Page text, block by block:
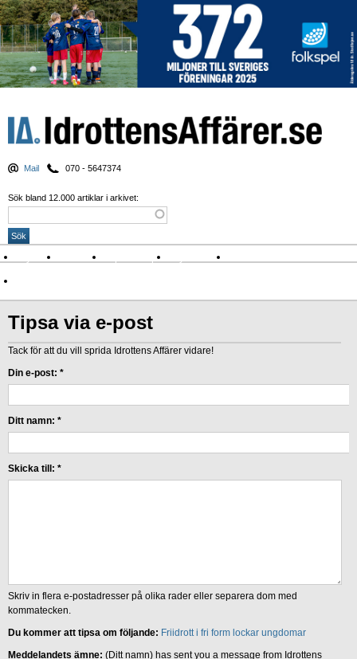
Mail 070 - 5647374
Sök bland 12.000 artiklar i arkivet:
Nyheter Krönikor Sport & spel Nyhetsbrev
Tipsa via e-post
Tack för att du vill sprida Idrottens Affärer vidare!
Din e-post: *
Ditt namn: *
Skicka till: *
Skriv in flera e-postadresser på olika rader eller separera dom med
kommatecken.
Du kommer att tipsa om följande: Friidrott i fri form lockar ungdomar
Meddelandets ämne: (Ditt namn) has sent you a message from Idrottens